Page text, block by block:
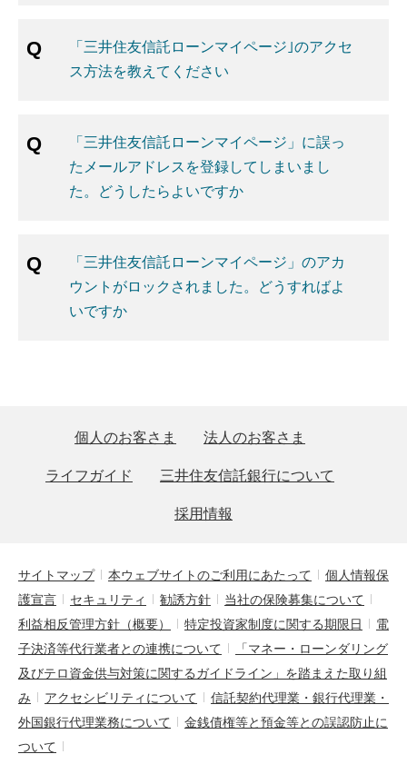
「三井住友信託ローンマイページ｣のアクセ
ス方法を教えてください
「三井住友信託ローンマイページ」に誤っ
たメールアドレスを登録してしまいまし
た。どうしたらよいですか
「三井住友信託ローンマイページ」のアカ
ウントがロックされました。どうすればよ
いですか
個人のお客さま
法人のお客さま
ライフガイド
三井住友信託銀行について
採用情報
サイトマップ 本ウェブサイトのご利用にあたって
個人情報保
護宣言
セキュリティ 勧誘方針
当社の保険募集について
利益相反管理方針（概要）
特定投資家制度に関する期限日
電
子決済等代行業者との連携について
「マネー・ローンダリング
及びテロ資金供与対策に関するガイドライン」を踏まえた取り組
み
アクセシビリティについて
信託契約代理業・銀行代理業・
外国銀行代理業務について
金銭債権等と預金等との誤認防止に
ついて